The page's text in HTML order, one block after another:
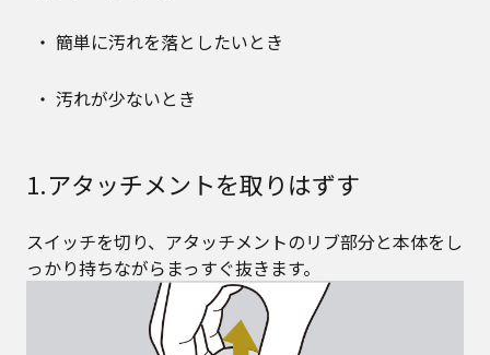
簡単に汚れを落としたいとき
汚れが少ないとき
1.アタッチメントを取りはずす
スイッチを切り、アタッチメントのリブ部分と本体をし
っかり持ちながらまっすぐ抜きます。